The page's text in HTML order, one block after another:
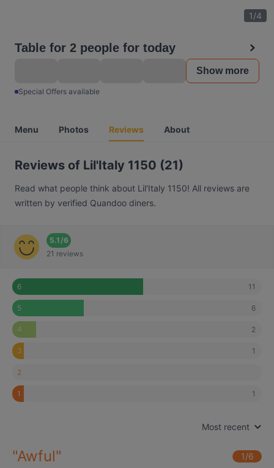
1/4
Table for 2 people for today
Show more
Special Offers available
Menu Photos Reviews About
Reviews of Lil'Italy 1150 (21)
Read what people think about Lil'Italy 1150! All reviews are
written by verified Quandoo diners.
5.1/6
21 reviews
6 11
5 6
4 2
3 1
2
1 1
Most recent
"Awful" 1/6